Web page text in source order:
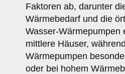
Faktoren ab, darunter
Wärmebedarf und die
Wasser-Wärmepumpen
mittlere Häuser,
Wärmepumpen
oder bei hohem